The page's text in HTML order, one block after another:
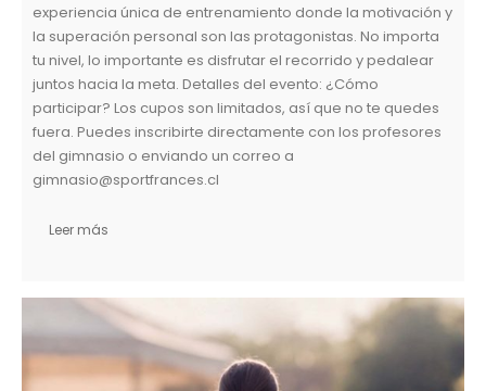
experiencia única de entrenamiento donde la motivación y
la superación personal son las protagonistas. No importa
tu nivel, lo importante es disfrutar el recorrido y pedalear
juntos hacia la meta. Detalles del evento: ¿Cómo
participar? Los cupos son limitados, así que no te quedes
fuera. Puedes inscribirte directamente con los profesores
del gimnasio o enviando un correo a
gimnasio@sportfrances.cl
Leer más